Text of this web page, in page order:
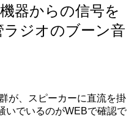
器からの信号を
ジオのブーン音
が、スピーカーに直流を掛
いでいるのがWEBで確認で